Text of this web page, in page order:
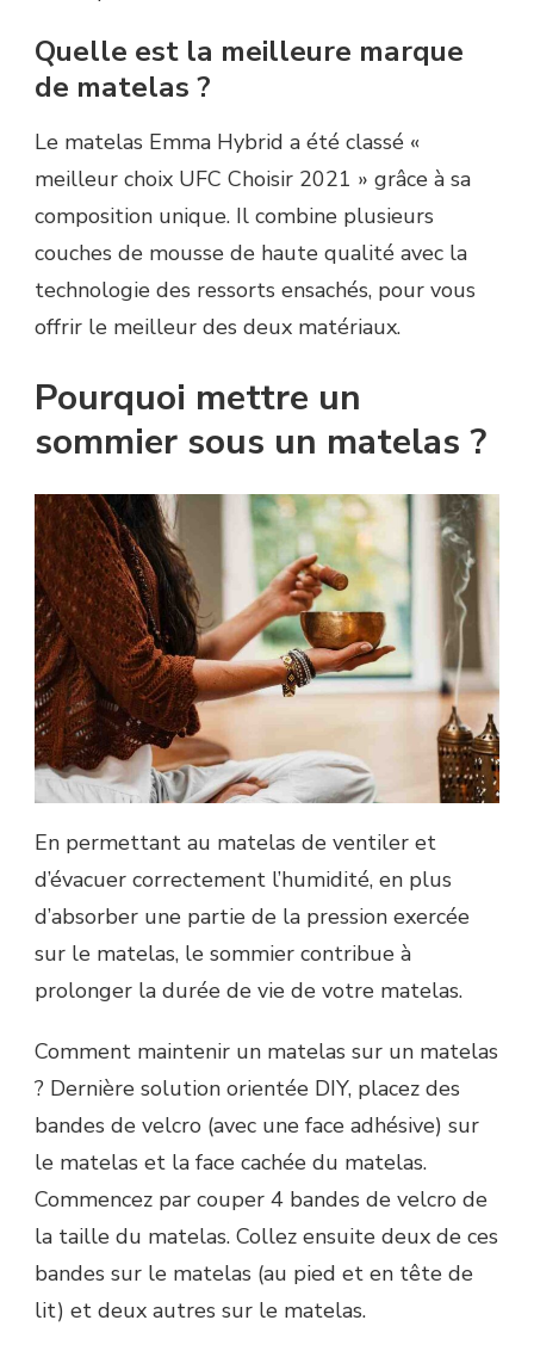
Quelle est la meilleure marque
de matelas ?
Le matelas Emma Hybrid a été classé «
meilleur choix UFC Choisir 2021 » grâce à sa
composition unique. Il combine plusieurs
couches de mousse de haute qualité avec la
technologie des ressorts ensachés, pour vous
offrir le meilleur des deux matériaux.
Pourquoi mettre un
sommier sous un matelas ?
En permettant au matelas de ventiler et
d’évacuer correctement l’humidité, en plus
d’absorber une partie de la pression exercée
sur le matelas, le sommier contribue à
prolonger la durée de vie de votre matelas.
Comment maintenir un matelas sur un matelas
? Dernière solution orientée DIY, placez des
bandes de velcro (avec une face adhésive) sur
le matelas et la face cachée du matelas.
Commencez par couper 4 bandes de velcro de
la taille du matelas. Collez ensuite deux de ces
bandes sur le matelas (au pied et en tête de
lit) et deux autres sur le matelas.